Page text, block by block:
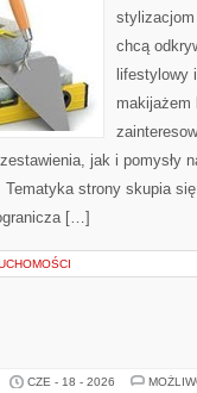
chcą
lifestylowy
makijażem
jak i pomysły
Tematyka strony skupia
[…]
CZE - 18 - 2026